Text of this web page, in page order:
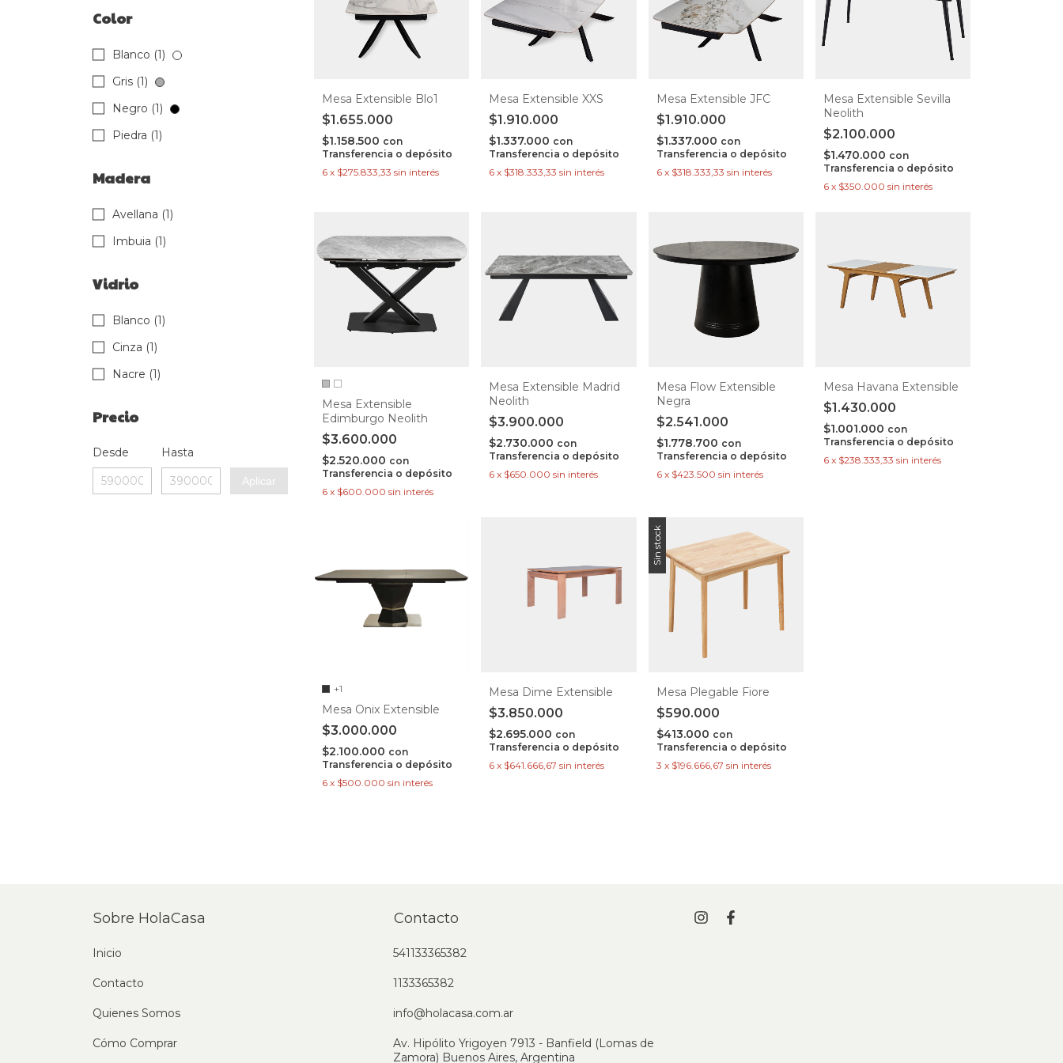
Color
Blanco (1)
Gris (1)
Negro (1)
Piedra (1)
Madera
Avellana (1)
Imbuia (1)
Vidrio
Blanco (1)
Cinza (1)
Nacre (1)
Precio
Desde Hasta
Aplicar
Mesa Extensible Blo1
$1.655.000
$1.158.500 con
Transferencia o depósito
6 x $275.833,33 sin interés
Mesa Extensible XXS
$1.910.000
$1.337.000 con
Transferencia o depósito
6 x $318.333,33 sin interés
Mesa Extensible JFC
$1.910.000
$1.337.000 con
Transferencia o depósito
6 x $318.333,33 sin interés
Mesa Extensible Sevilla
Neolith
$2.100.000
$1.470.000 con
Transferencia o depósito
6 x $350.000 sin interés
Mesa Extensible
Edimburgo Neolith
$3.600.000
$2.520.000 con
Transferencia o depósito
6 x $600.000 sin interés
Mesa Extensible Madrid
Neolith
$3.900.000
$2.730.000 con
Transferencia o depósito
6 x $650.000 sin interés
Mesa Flow Extensible
Negra
$2.541.000
$1.778.700 con
Transferencia o depósito
6 x $423.500 sin interés
Mesa Havana Extensible
$1.430.000
$1.001.000 con
Transferencia o depósito
6 x $238.333,33 sin interés
+1
Mesa Onix Extensible
$3.000.000
$2.100.000 con
Transferencia o depósito
6 x $500.000 sin interés
Mesa Dime Extensible
$3.850.000
$2.695.000 con
Transferencia o depósito
6 x $641.666,67 sin interés
Sin stock
Mesa Plegable Fiore
$590.000
$413.000 con
Transferencia o depósito
3 x $196.666,67 sin interés
Sobre HolaCasa
Inicio
Contacto
Quienes Somos
Cómo Comprar
Contacto
541133365382
1133365382
info@holacasa.com.ar
Av. Hipólito Yrigoyen 7913 - Banfield (Lomas de
Zamora) Buenos Aires, Argentina